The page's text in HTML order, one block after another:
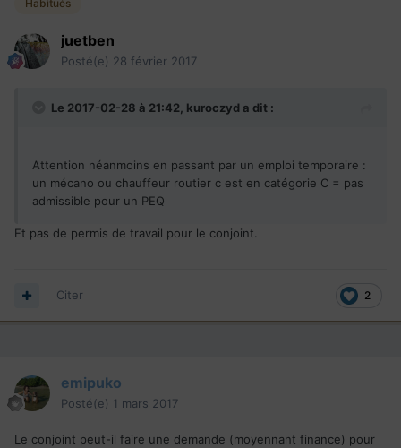
Habitués
juetben
Posté(e) 28 février 2017
Le 2017-02-28 à 21:42, kuroczyda dit :
Attention néanmoins en passant par un emploi temporaire :
un mécano ou chauffeur routier c est en catégorie C = pas
admissible pour un PEQ
Et pas de permis de travail pour le conjoint.
2
Citer
emipuko
Posté(e) 1 mars 2017
Le conjoint peut-il faire une demande (moyennant finance) pour